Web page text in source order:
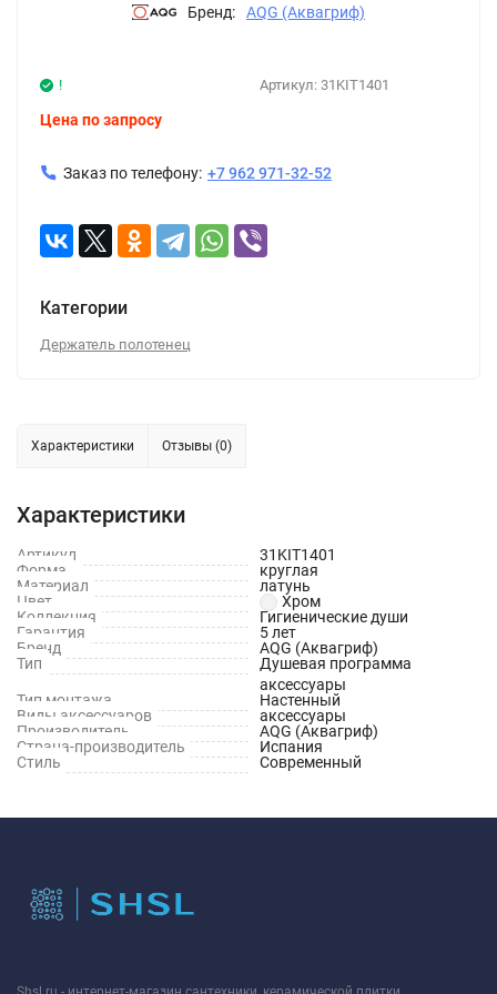
Бренд: AQG (Аквагриф)
Артикул: 31KIT1401
!
Цена по запросу
Заказ по телефону: +7 962 971-32-52
Категории
Держатель полотенец
Характеристики Отзывы (0)
Характеристики
Артикул
31KIT1401
Форма
круглая
Материал
латунь
Цвет
Хром
Коллекция
Гигиенические души
Гарантия
5 лет
Бренд
AQG (Аквагриф)
Тип
Душевая программа
аксессуары
Тип монтажа
Настенный
Виды аксессуаров
аксессуары
Производитель
AQG (Аквагриф)
Страна-производитель
Испания
Стиль
Современный